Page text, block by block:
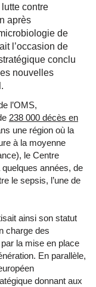
contre
après
de
l’occasion de
conclu
nouvelles
l’OMS,
238 000 décès en
une région où la
à la moyenne
le Centre
années, de
le sepsis, l’une de
ainsi son statut
charge des
la mise en place
En parallèle,
donnant aux